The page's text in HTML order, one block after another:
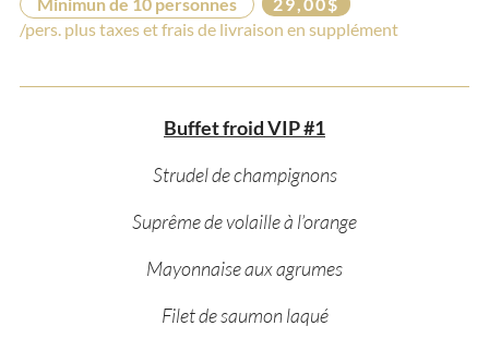
/pers. plus taxes et frais de livraison en supplément
Buffet froid VIP #1
Strudel de champignons
Suprême de volaille à l’orange
Mayonnaise aux agrumes
Filet de saumon laqué